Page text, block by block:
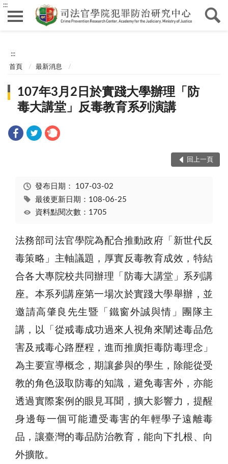
:::
:::
首頁 最新消息
107年3月2日於實踐大學辦理「防
毒大講堂」反毒教育系列演講
回上一頁
發布日期： 107-03-02
最後更新日期：108-06-25
資料點閱次數：1705
法務部司法官學院為配合推動政府「新世代反
毒策略」主軸議題，厚實反毒教育成效，特結
合各大專院校共同辦理「防毒大講堂」系列講
座。本系列講座第一場次於實踐大學舉辦，並
邀請高肇良先生暨「鐵窗外誠與情」團隊主
講，以「從戒毒成功過來人視角來闡述毒品危
害及戒毒心路歷程，進而推廣拒毒防毒理念」
為主要宣導概念，期讓參與的學生，除能從受
教的角色汲取防毒的知識，避免毒害外，亦能
透過實際案例的眼見耳聞，擴大影響力，提醒
身邊每一個可能遭受毒害的年輕學子遠離毒
品，讓臺灣的毒品防治教育，能向下扎根、向
外擴散。